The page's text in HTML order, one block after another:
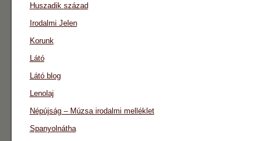
Huszadik század
Irodalmi Jelen
Korunk
Látó
Látó blog
Lenolaj
Népújság – Múzsa irodalmi melléklet
Spanyolnátha